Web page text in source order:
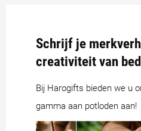
Schrijf je
creativiteit van
Bij Harogifts bieden we u
gamma aan potloden aan!